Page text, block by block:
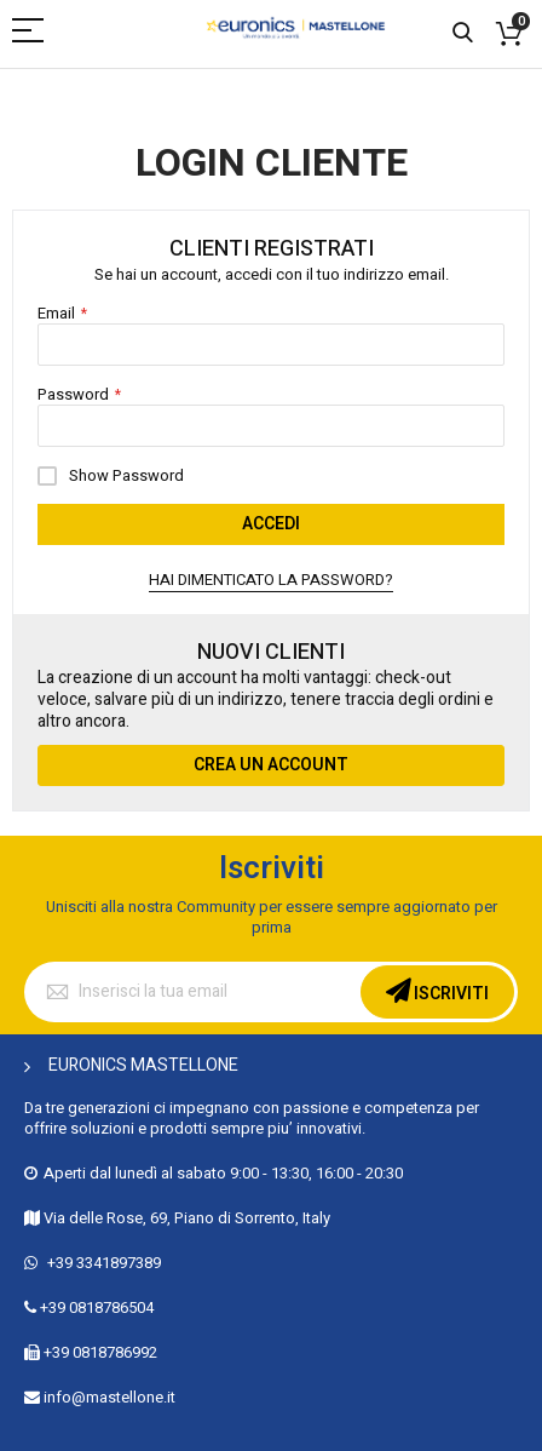
0
LOGIN CLIENTE
CLIENTI REGISTRATI
Se hai un account, accedi con il tuo indirizzo email.
Email
Password
Show Password
ACCEDI
HAI DIMENTICATO LA PASSWORD?
NUOVI CLIENTI
La creazione di un account ha molti vantaggi: check-out
veloce, salvare più di un indirizzo, tenere traccia degli ordini e
altro ancora.
CREA UN ACCOUNT
Iscriviti
Unisciti alla nostra Community per essere sempre aggiornato per
prima
Iscriviti
alla
nostra
Newsletter:
ISCRIVITI
EURONICS MASTELLONE
Da tre generazioni ci impegnano con passione e competenza per
offrire soluzioni e prodotti sempre piu’ innovativi.
Aperti dal lunedì al sabato 9:00 - 13:30, 16:00 - 20:30
Via delle Rose, 69, Piano di Sorrento, Italy
+39 3341897389
+39 0818786504
+39 0818786992
info@mastellone.it